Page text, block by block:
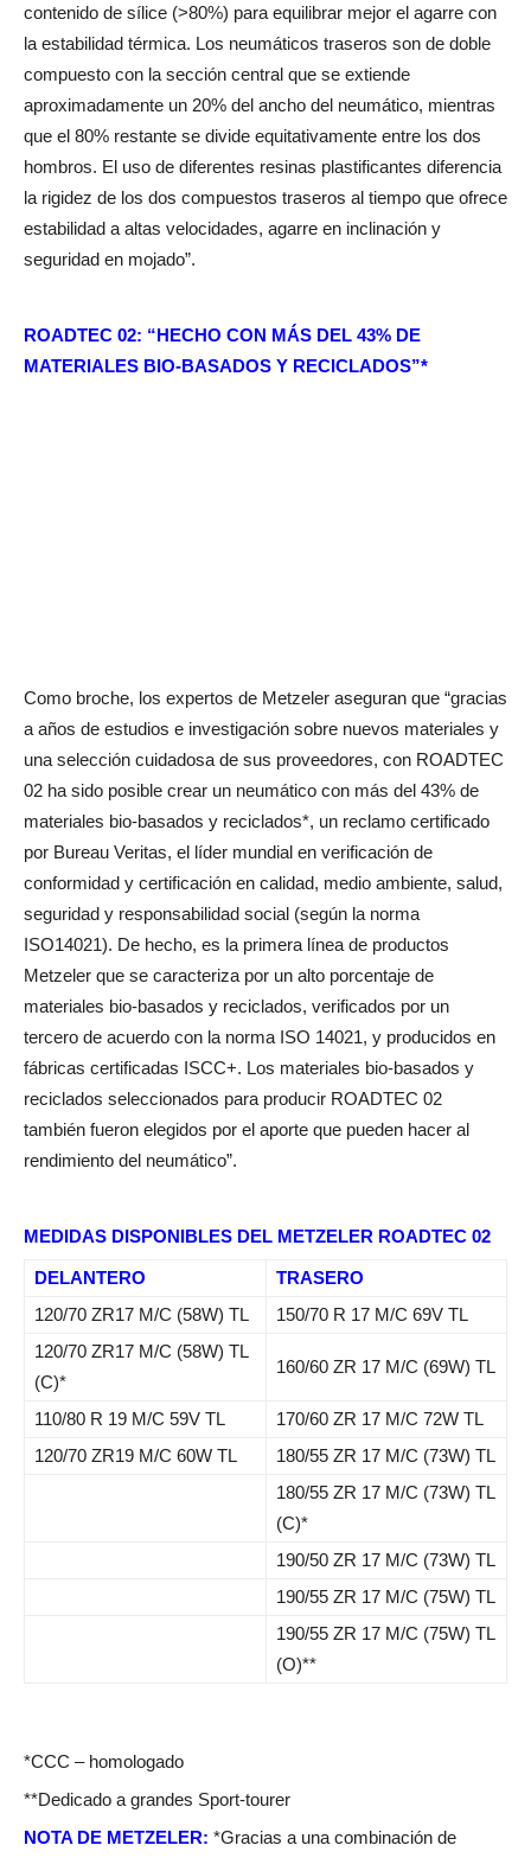
contenido de sílice (>80%) para equilibrar mejor el agarre con
la estabilidad térmica. Los neumáticos traseros son de doble
compuesto con la sección central que se extiende
aproximadamente un 20% del ancho del neumático, mientras
que el 80% restante se divide equitativamente entre los dos
hombros. El uso de diferentes resinas plastificantes diferencia
la rigidez de los dos compuestos traseros al tiempo que ofrece
estabilidad a altas velocidades, agarre en inclinación y
seguridad en mojado”.
ROADTEC 02: “HECHO CON MÁS DEL 43% DE
MATERIALES BIO-BASADOS Y RECICLADOS”*
Como broche, los expertos de Metzeler aseguran que “gracias
a años de estudios e investigación sobre nuevos materiales y
una selección cuidadosa de sus proveedores, con ROADTEC
02 ha sido posible crear un neumático con más del 43% de
materiales bio-basados y reciclados*, un reclamo certificado
por Bureau Veritas, el líder mundial en verificación de
conformidad y certificación en calidad, medio ambiente, salud,
seguridad y responsabilidad social (según la norma
ISO14021). De hecho, es la primera línea de productos
Metzeler que se caracteriza por un alto porcentaje de
materiales bio-basados y reciclados, verificados por un
tercero de acuerdo con la norma ISO 14021, y producidos en
fábricas certificadas ISCC+. Los materiales bio-basados y
reciclados seleccionados para producir ROADTEC 02
también fueron elegidos por el aporte que pueden hacer al
rendimiento del neumático”.
MEDIDAS DISPONIBLES DEL METZELER ROADTEC 02
DELANTERO
TRASERO
120/70 ZR17 M/C (58W) TL
150/70 R 17 M/C 69V TL
120/70 ZR17 M/C (58W) TL
(C)*
160/60 ZR 17 M/C (69W) TL
110/80 R 19 M/C 59V TL
170/60 ZR 17 M/C 72W TL
120/70 ZR19 M/C 60W TL
180/55 ZR 17 M/C (73W) TL
180/55 ZR 17 M/C (73W) TL
(C)*
190/50 ZR 17 M/C (73W) TL
190/55 ZR 17 M/C (75W) TL
190/55 ZR 17 M/C (75W) TL
(O)**
*CCC – homologado
**Dedicado a grandes Sport-tourer
NOTA DE METZELER: *Gracias a una combinación de